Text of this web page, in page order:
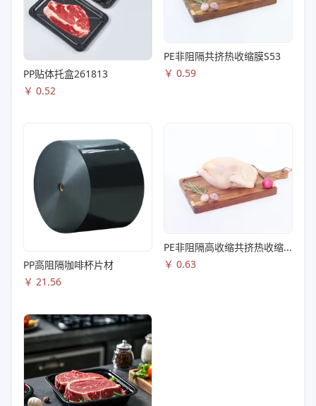
PP贴体托盒261813
￥ 0.52
PE非阻隔共挤热收缩膜S53
￥ 0.59
PP高阻隔咖啡杯片材
￥ 21.56
PE非阻隔高收缩共挤热收缩膜S83
￥ 0.63